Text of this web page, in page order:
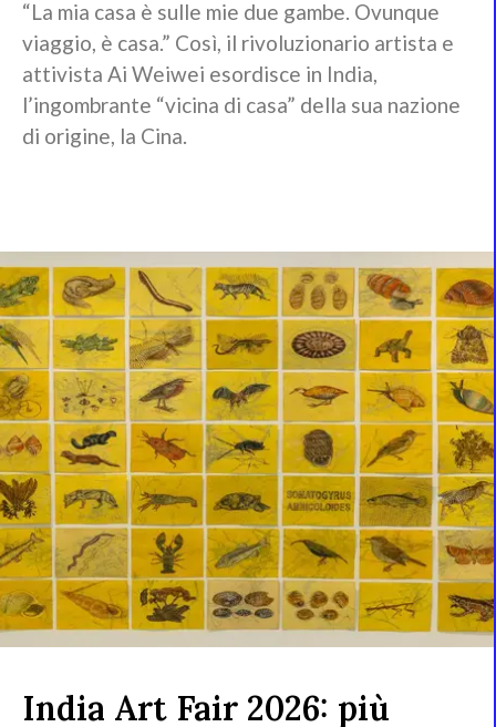
“La mia casa è sulle mie due gambe. Ovunque
viaggio, è casa.” Così, il rivoluzionario artista e
attivista Ai Weiwei esordisce in India,
l’ingombrante “vicina di casa” della sua nazione
di origine, la Cina.
India Art Fair 2026: più